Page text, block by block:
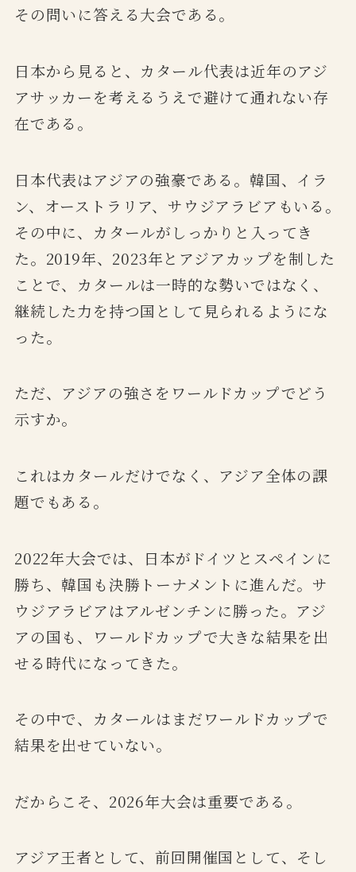
その問いに答える大会である。
日本から見ると、カタール代表は近年のアジ
アサッカーを考えるうえで避けて通れない存
在である。
日本代表はアジアの強豪である。韓国、イラ
ン、オーストラリア、サウジアラビアもいる。
その中に、カタールがしっかりと入ってき
た。2019年、2023年とアジアカップを制した
ことで、カタールは一時的な勢いではなく、
継続した力を持つ国として見られるようにな
った。
ただ、アジアの強さをワールドカップでどう
示すか。
これはカタールだけでなく、アジア全体の課
題でもある。
2022年大会では、日本がドイツとスペインに
勝ち、韓国も決勝トーナメントに進んだ。サ
ウジアラビアはアルゼンチンに勝った。アジ
アの国も、ワールドカップで大きな結果を出
せる時代になってきた。
その中で、カタールはまだワールドカップで
結果を出せていない。
だからこそ、2026年大会は重要である。
アジア王者として、前回開催国として、そし